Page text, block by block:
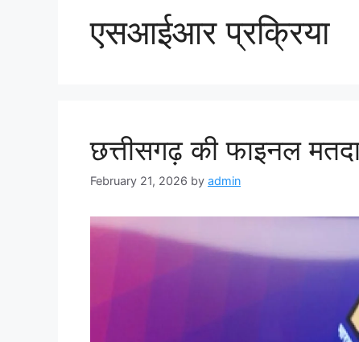
एसआईआर प्रक्रिया
छत्तीसगढ़ की फाइनल
February 21, 2026 by admin